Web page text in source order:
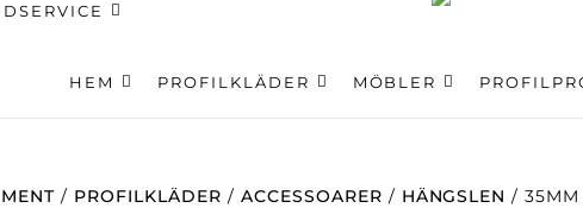
HEM PROFILKLÄDER MÖBLER
Produktsökning
/ PROFILKLÄDER / ACCESSOARER / HÄNGSLEN / 35MM